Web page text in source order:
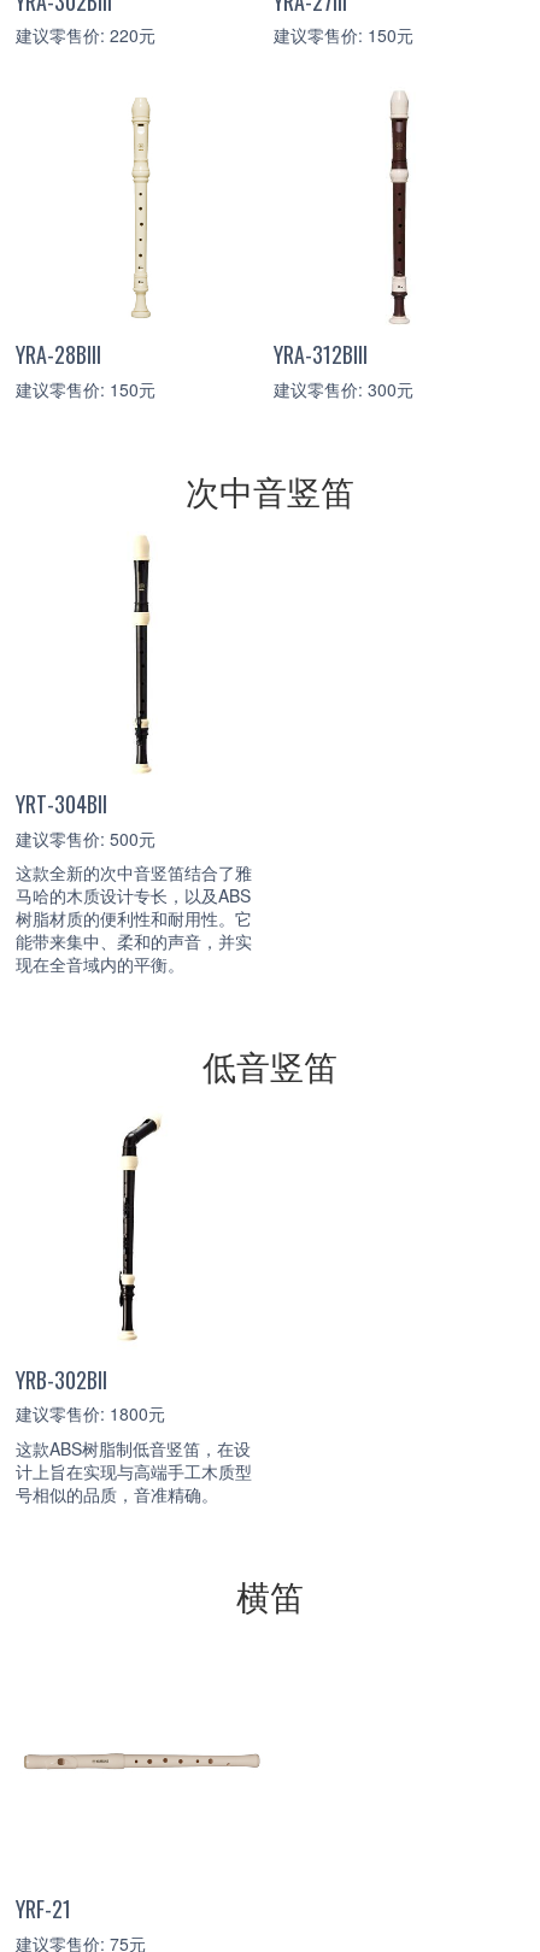
建议零售价: 220元 建议零售价: 150元
YRA-28BIII
建议零售价: 150元
YRA-312BIII
建议零售价: 300元
次中音竖笛
YRT-304BII
建议零售价: 500元
这款全新的次中音竖笛结合了雅
马哈的木质设计专长，以及ABS
树脂材质的便利性和耐用性。它
能带来集中、柔和的声音，并实
现在全音域内的平衡。
低音竖笛
YRB-302BII
建议零售价: 1800元
这款ABS树脂制低音竖笛，在设
计上旨在实现与高端手工木质型
号相似的品质，音准精确。
横笛
YRF-21
建议零售价: 75元